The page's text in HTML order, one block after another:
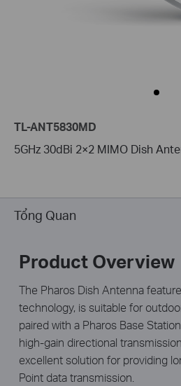
TL-ANT5830MD
5GHz 30dBi 2×2 MIMO Dish
Tổng Quan
Product Overview
The Pharos Dish Antenna
technology, is suitable for
paired with a Pharos Base
high-gain directional
excellent solution for providing
Point data transmission.